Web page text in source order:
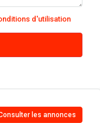
d'utilisation
les annonces